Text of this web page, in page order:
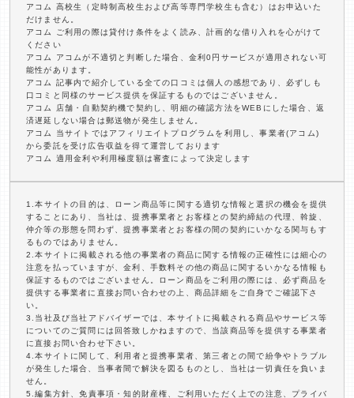
アコム 高校生（定時制高校生および高等専門学校生も含む）はお申込いた
だけません。
アコム ご利用の際は貸付け条件をよく読み、計画的な借り入れを心がけて
ください
アコム アコムが不適切と判断した場合、金利0円サービスが適用されない可
能性があります。
アコム 記事内で紹介している全ての口コミは個人の感想であり、必ずしも
口コミと同様のサービス提供を保証するものではございません。
アコム 店舗・自動契約機で契約し、明細の確認方法をWEBにした場合、返
済遅延しない場合は郵送物が発生しません。
アコム 当サイトではアフィリエイトプログラムを利用し、事業者(アコム)
から委託を受け広告収益を得て運営しております
アコム 適用金利や利用極度額は審査によって決定します
1.本サイトの目的は、ローン商品等に関する適切な情報と選択の機会を提供
することにあり、当社は、提携事業者とお客様との契約締結の代理、斡旋、
仲介等の形態を問わず、提携事業者とお客様の間の契約にいかなる関与もす
るものではありません。
2.本サイトに掲載される他の事業者の商品に関する情報の正確性には細心の
注意を払っていますが、金利、手数料その他の商品に関するいかなる情報も
保証するものではございません。ローン商品をご利用の際には、必ず商品を
提供する事業者に直接お問い合わせの上、商品詳細をご自身でご確認下さ
い。
3.当社及び当社アドバイザーでは、本サイトに掲載される商品やサービス等
についてのご質問には回答致しかねますので、当該商品等を提供する事業者
に直接お問い合わせ下さい。
4.本サイトに関して、利用者と提携事業者、第三者との間で紛争やトラブル
が発生した場合、当事者間で解決を図るものとし、当社は一切責任を負いま
せん。
5.編集方針、免責事項・知的財産権、ご利用いただく上での注意、プライバ